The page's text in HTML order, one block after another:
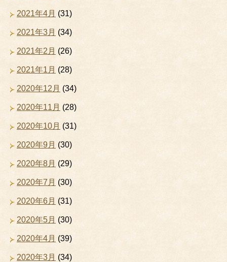
2021年4月 (31)
2021年3月 (34)
2021年2月 (26)
2021年1月 (28)
2020年12月 (34)
2020年11月 (28)
2020年10月 (31)
2020年9月 (30)
2020年8月 (29)
2020年7月 (30)
2020年6月 (31)
2020年5月 (30)
2020年4月 (39)
2020年3月 (34)